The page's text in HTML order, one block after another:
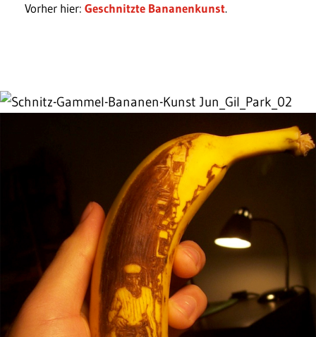
Vorher hier: Geschnitzte Bananenkunst.